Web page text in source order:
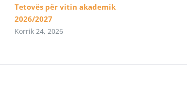
Tetovës për vitin akademik
2026/2027
Korrik 24, 2026